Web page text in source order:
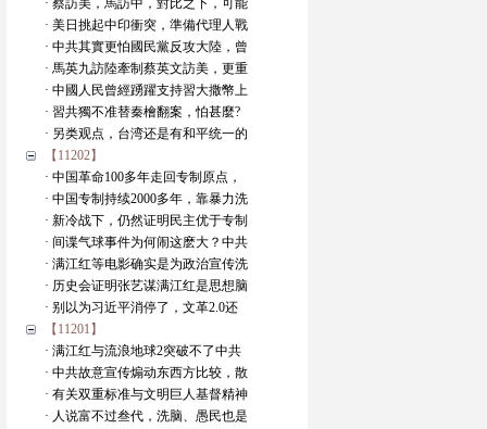
· 蔡訪美，馬訪中，對比之下，可能
· 美日挑起中印衝突，準備代理人戰
· 中共其實更怕國民黨反攻大陸，曾
· 馬英九訪陸牽制蔡英文訪美，更重
· 中國人民曾經踴躍支持習大撒幣上
· 習共獨不准替秦檜翻案，怕甚麼?
· 另类观点，台湾还是有和平统一的
【11202】
· 中国革命100多年走回专制原点，
· 中国专制持续2000多年，靠暴力洗
· 新冷战下，仍然证明民主优于专制
· 间谍气球事件为何闹这麽大？中共
· 满江红等电影确实是为政治宣传洗
· 历史会证明张艺谋满江红是思想脑
· 别以为习近平消停了，文革2.0还
【11201】
· 满江红与流浪地球2突破不了中共
· 中共故意宣传煽动东西方比较，散
· 有关双重标准与文明巨人基督精神
· 人说富不过叁代，洗脑、愚民也是